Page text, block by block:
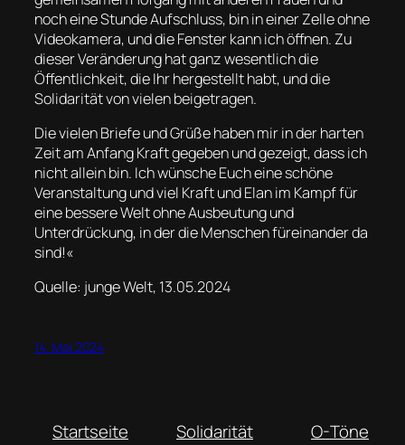
noch eine Stunde Aufschluss, bin in einer Zelle ohne
Videokamera, und die Fenster kann ich öffnen. Zu
dieser Veränderung hat ganz wesentlich die
Öffentlichkeit, die Ihr hergestellt habt, und die
Solidarität von vielen beigetragen.
Die vielen Briefe und Grüße haben mir in der harten
Zeit am Anfang Kraft gegeben und gezeigt, dass ich
nicht allein bin. Ich wünsche Euch eine schöne
Veranstaltung und viel Kraft und Elan im Kampf für
eine bessere Welt ohne Ausbeutung und
Unterdrückung, in der die Menschen füreinander da
sind!«
Quelle: junge Welt, 13.05.2024
14. Mai 2024
Startseite
Solidarität
O-Töne